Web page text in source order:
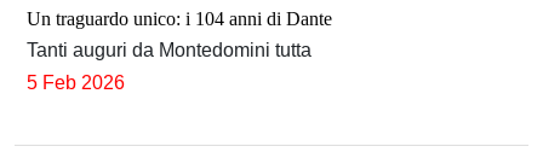
Un traguardo unico: i 104 anni di Dante
Tanti auguri da Montedomini tutta
5 Feb 2026